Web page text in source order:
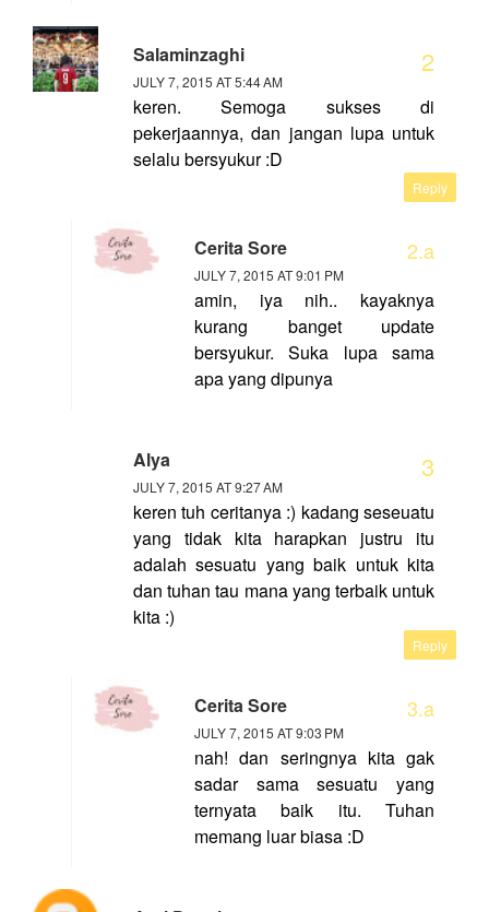
Salaminzaghi
JULY 7, 2015 AT 5:44 AM
keren. Semoga sukses di
pekerjaannya, dan jangan lupa untuk
selalu bersyukur :D
Reply
Cerita Sore
JULY 7, 2015 AT 9:01 PM
amin, iya nih.. kayaknya
kurang banget update
bersyukur. Suka lupa sama
apa yang dipunya
Alya
JULY 7, 2015 AT 9:27 AM
keren tuh ceritanya :) kadang seseuatu
yang tidak kita harapkan justru itu
adalah sesuatu yang baik untuk kita
dan tuhan tau mana yang terbaik untuk
kita :)
Reply
Cerita Sore
JULY 7, 2015 AT 9:03 PM
nah! dan seringnya kita gak
sadar sama sesuatu yang
ternyata baik itu. Tuhan
memang luar biasa :D